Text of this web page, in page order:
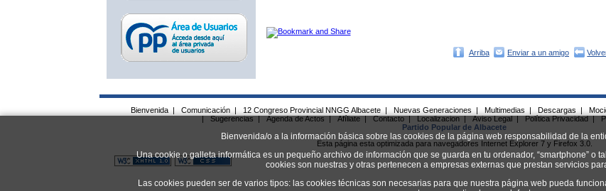
Bienvenida/o a la información básica sobre las cookies de la página web responsabilidad de la
Una cookie o galleta informática es un pequeño archivo de información que se guarda en tu ordenador, “smartphone” o
cookies son nuestras y otras pertenecen a empresas externas que prestan servicios
Las cookies pueden ser de varios tipos: las cookies técnicas son necesarias para que nuestra página web pueda
Arriba Enviar a un amigo
Bienvenida | Comunicación | 12 Congreso Provincial NNGG Albacete | Nuevas Generaciones | Multimedias | Descargas |
|
Sugerencias | Agenda de Actos | Afíliate | Contacto | Localizacion | Aviso Legal | Política Privacidad |
Partido Popular de Albacete
Esta página esta optimizada para navegadores Internet Explorer 7 y Firefox 3.0.